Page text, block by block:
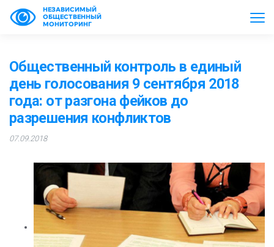
НЕЗАВИСИМЫЙ
ОБЩЕСТВЕННЫЙ
МОНИТОРИНГ
Общественный контроль в единый
день голосования 9 сентября 2018
года: от разгона фейков до
разрешения конфликтов
07.09.2018